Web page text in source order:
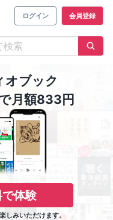
ログイン 会員登録
オブック
月額833円
体験
みいただけます。